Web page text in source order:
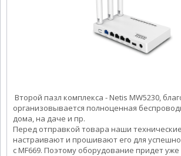
Второй пазл комплекса - Netis MW5230,
организовывается полноценная
дома, на даче и пр.
Перед отправкой товара наши
настраивают и прошивают его для
с MF669. Поэтому оборудование придет